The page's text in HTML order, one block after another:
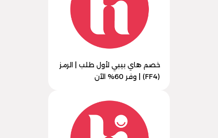
خصم هاي بيبي لأول طلب | الرمز
(FF4) | وفر 60% الآن